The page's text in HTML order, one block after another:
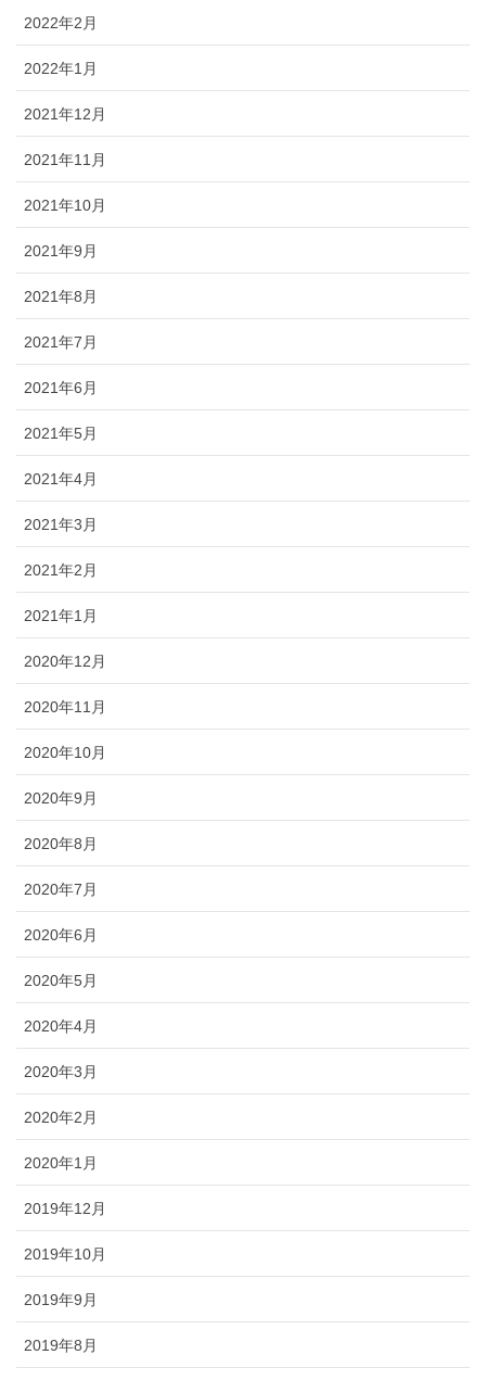
2022年2月
2022年1月
2021年12月
2021年11月
2021年10月
2021年9月
2021年8月
2021年7月
2021年6月
2021年5月
2021年4月
2021年3月
2021年2月
2021年1月
2020年12月
2020年11月
2020年10月
2020年9月
2020年8月
2020年7月
2020年6月
2020年5月
2020年4月
2020年3月
2020年2月
2020年1月
2019年12月
2019年10月
2019年9月
2019年8月